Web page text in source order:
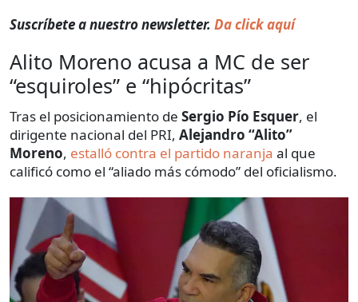
Suscríbete a nuestro newsletter. Da click aquí
Alito Moreno acusa a MC de ser
“esquiroles” e “hipócritas”
Tras el posicionamiento de Sergio Pío Esquer, el
dirigente nacional del PRI, Alejandro “Alito”
Moreno, estalló contra el partido naranja al que
calificó como el “aliado más cómodo” del oficialismo.